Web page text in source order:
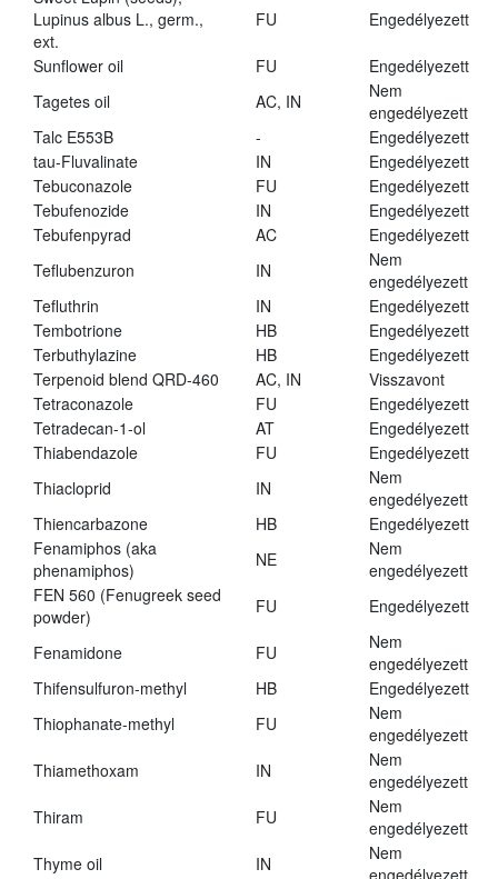
Lupinus albus L., germ.,
ext.
FU Engedélyezett
Sunflower oil FU
Engedélyezett
Tagetes oil
AC, IN
Nem
engedélyezett
Talc E553B
-
Engedélyezett
tau-Fluvalinate
IN
Engedélyezett
Tebuconazole
FU
Engedélyezett
Tebufenozide
IN
Engedélyezett
Tebufenpyrad
AC
Engedélyezett
Teflubenzuron
IN
Nem
engedélyezett
Tefluthrin
IN
Engedélyezett
Tembotrione
HB
Engedélyezett
Terbuthylazine
HB
Engedélyezett
Terpenoid blend QRD-460
AC, IN
Visszavont
Tetraconazole
FU
Engedélyezett
Tetradecan-1-ol
AT
Engedélyezett
Thiabendazole
FU
Engedélyezett
Thiacloprid
IN
Nem
engedélyezett
Thiencarbazone
HB
Engedélyezett
Fenamiphos (aka
phenamiphos)
NE
Nem
engedélyezett
FEN 560 (Fenugreek seed
powder)
FU Engedélyezett
Fenamidone FU
Nem
engedélyezett
Thifensulfuron-methyl
HB
Engedélyezett
Thiophanate-methyl
FU
Nem
engedélyezett
Thiamethoxam
IN
Nem
engedélyezett
Thiram
FU
Nem
engedélyezett
Thyme oil
IN
Nem